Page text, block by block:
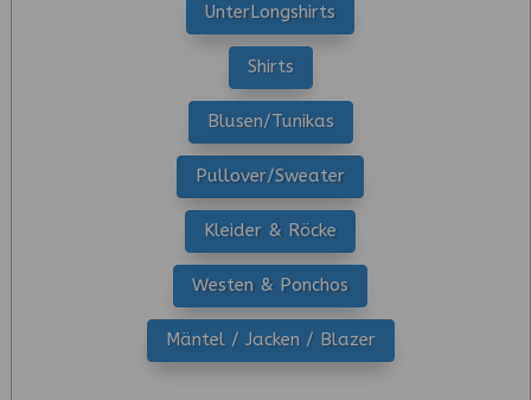
UnterLongshirts
Shirts
Blusen/Tunikas
Pullover/Sweater
Kleider & Röcke
Westen & Ponchos
Mäntel / Jacken / Blazer